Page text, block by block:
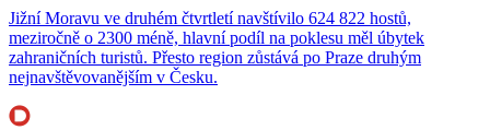
Jižní Moravu ve druhém čtvrtletí navštívilo 624 822 hostů,
meziročně o 2300 méně, hlavní podíl na poklesu měl úbytek
zahraničních turistů. Přesto region zůstává po Praze druhým
nejnavštěvovanějším v Česku.